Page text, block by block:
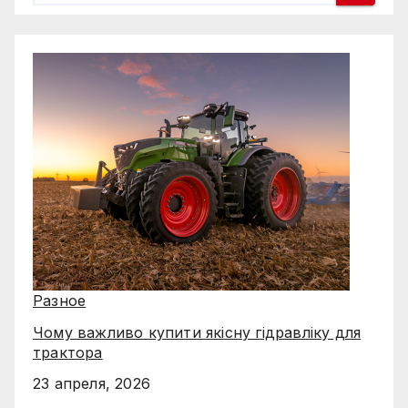
Разное
Чому важливо купити якісну гідравліку для
трактора
23 апреля, 2026